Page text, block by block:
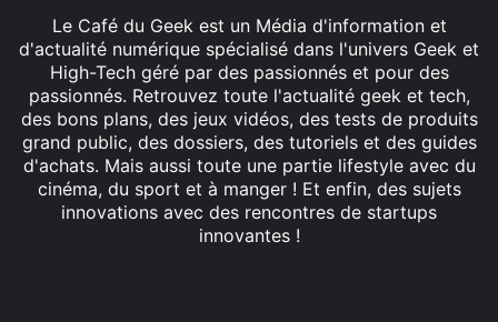
Le Café du Geek est un Média d'information et
d'actualité numérique spécialisé dans l'univers Geek et
High-Tech géré par des passionnés et pour des
passionnés. Retrouvez toute l'actualité geek et tech,
des bons plans, des jeux vidéos, des tests de produits
grand public, des dossiers, des tutoriels et des guides
d'achats. Mais aussi toute une partie lifestyle avec du
cinéma, du sport et à manger ! Et enfin, des sujets
innovations avec des rencontres de startups
innovantes !